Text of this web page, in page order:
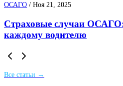
ОСАГО / Ноя 21, 2025
Страховые случаи
каждому водителю
Все статьи →